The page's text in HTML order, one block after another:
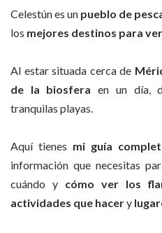
Celestún es un pueblo de
los mejores destinos para
Al estar situada cerca de
de la biosfera en un día,
tranquilas playas.
Aquí tienes mi guía
información que necesitas
cuándo y cómo ver los
actividades que hacery